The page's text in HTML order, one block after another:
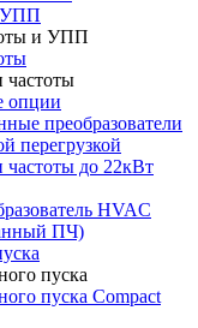
УПП
и УПП
частоты
опции
преобразователи
перегрузкой
частоты до 22кВт
HVAC
ПЧ)
пуска
пуска Compact